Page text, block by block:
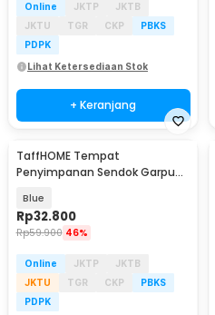
Online JKTP
JKTB
JKTU
TGR CKP
PBKS
PDPK
Lihat Ketersediaan Stok
+ Keranjang
TaffHOME Tempat
Penyimpanan Sendok Garpu
210
Blue
Rp32.800
Rp59.900 46%
Online JKTP
JKTB
JKTU
TGR CKP
PBKS
PDPK